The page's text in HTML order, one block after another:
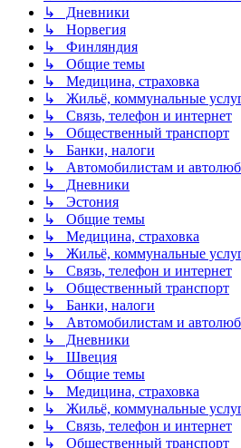
↳ Дневники
↳ Норвегия
↳ Финляндия
↳ Общие темы
↳ Медицина, страховка
↳ Жильё, коммунальные
↳ Связь, телефон и интернет
↳ Общественный транспорт
↳ Банки, налоги
↳ Автомобилистам и
↳ Дневники
↳ Эстония
↳ Общие темы
↳ Медицина, страховка
↳ Жильё, коммунальные
↳ Связь, телефон и интернет
↳ Общественный транспорт
↳ Банки, налоги
↳ Автомобилистам и
↳ Дневники
↳ Швеция
↳ Общие темы
↳ Медицина, страховка
↳ Жильё, коммунальные
↳ Связь, телефон и интернет
↳ Общественный транспорт